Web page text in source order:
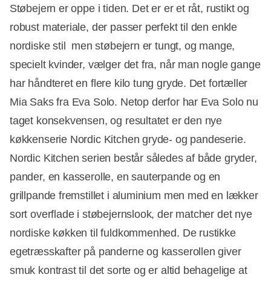
Støbejern er oppe i tiden. Det er er et råt, rustikt og
robust materiale, der passer perfekt til den enkle
nordiske stil  men støbejern er tungt, og mange,
specielt kvinder, vælger det fra, når man nogle gange
har håndteret en flere kilo tung gryde. Det fortæller
Mia Saks fra Eva Solo. Netop derfor har Eva Solo nu
taget konsekvensen, og resultatet er den nye
køkkenserie Nordic Kitchen gryde- og pandeserie.
Nordic Kitchen serien består således af både gryder,
pander, en kasserolle, en sauterpande og en
grillpande fremstillet i aluminium men med en lækker
sort overflade i støbejernslook, der matcher det nye
nordiske køkken til fuldkommenhed. De rustikke
egetræsskafter på panderne og kasserollen giver
smuk kontrast til det sorte og er altid behagelige at